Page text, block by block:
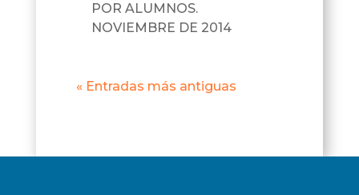
POR ALUMNOS.
NOVIEMBRE DE 2014
« Entradas más antiguas